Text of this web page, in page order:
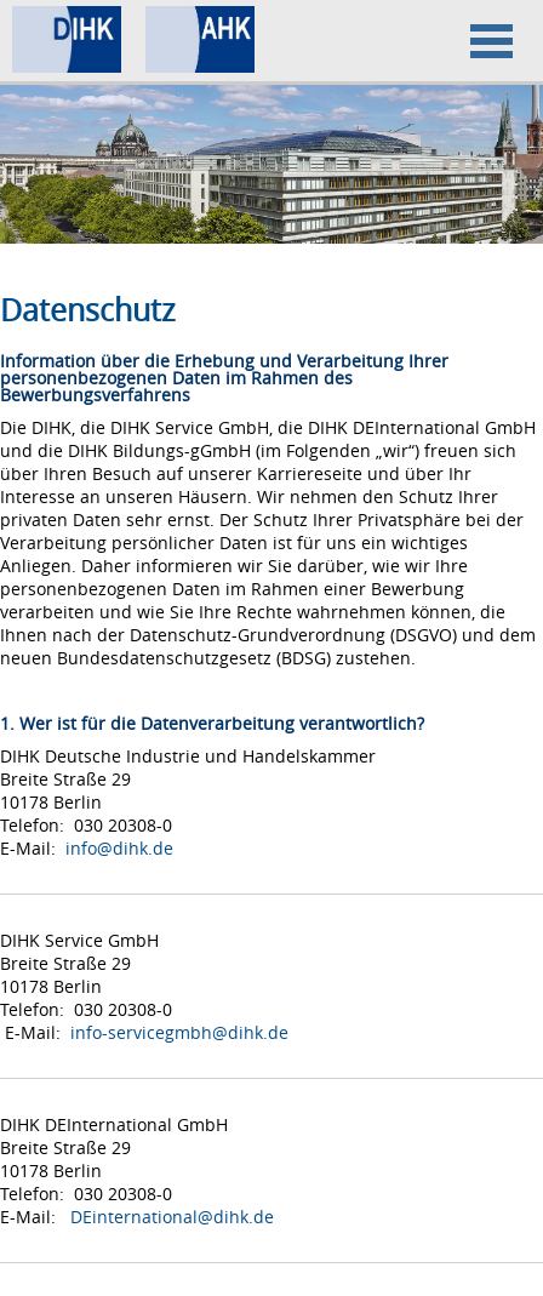
Home
Datenschutz
Impressum
Datenschutz
Information über die Erhebung und Verarbeitung Ihrer
personenbezogenen Daten im Rahmen des
Bewerbungsverfahrens
Die DIHK, die DIHK Service GmbH, die DIHK DEInternational GmbH
und die DIHK Bildungs-gGmbH (im Folgenden „wir“) freuen sich
über Ihren Besuch auf unserer Karriereseite und über Ihr
Interesse an unseren Häusern. Wir nehmen den Schutz Ihrer
privaten Daten sehr ernst. Der Schutz Ihrer Privatsphäre bei der
Verarbeitung persönlicher Daten ist für uns ein wichtiges
Anliegen. Daher informieren wir Sie darüber, wie wir Ihre
personenbezogenen Daten im Rahmen einer Bewerbung
verarbeiten und wie Sie Ihre Rechte wahrnehmen können, die
Ihnen nach der Datenschutz-Grundverordnung (DSGVO) und dem
neuen Bundesdatenschutzgesetz (BDSG) zustehen.
1. Wer ist für die Datenverarbeitung verantwortlich?
DIHK Deutsche Industrie und Handelskammer
Breite Straße 29
10178 Berlin
Telefon: 030 20308-0
E-Mail: info@dihk.de
DIHK Service GmbH
Breite Straße 29
10178 Berlin
Telefon: 030 20308-0
E-Mail: info-servicegmbh@dihk.de
DIHK DEInternational GmbH
Breite Straße 29
10178 Berlin
Telefon: 030 20308-0
E-Mail: DEinternational@dihk.de